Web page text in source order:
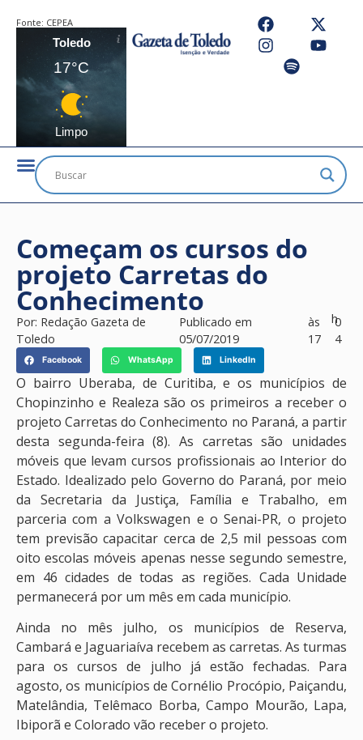
Fonte: CEPEA
Toledo
17°C
Limpo
Começam os cursos do
projeto Carretas do
Conhecimento
Por: Redação Gazeta de
Toledo
Publicado em
05/07/2019
às
17
h0
4
Facebook WhatsApp LinkedIn
O bairro Uberaba, de Curitiba, e os municípios de
Chopinzinho e Realeza são os primeiros a receber o
projeto Carretas do Conhecimento no Paraná, a partir
desta segunda-feira (8). As carretas são unidades
móveis que levam cursos profissionais ao Interior do
Estado. Idealizado pelo Governo do Paraná, por meio
da Secretaria da Justiça, Família e Trabalho, em
parceria com a Volkswagen e o Senai-PR, o projeto
tem previsão capacitar cerca de 2,5 mil pessoas com
oito escolas móveis apenas nesse segundo semestre,
em 46 cidades de todas as regiões. Cada Unidade
permanecerá por um mês em cada município.
Ainda no mês julho, os municípios de Reserva,
Cambará e Jaguariaíva recebem as carretas. As turmas
para os cursos de julho já estão fechadas. Para
agosto, os municípios de Cornélio Procópio, Paiçandu,
Matelândia, Telêmaco Borba, Campo Mourão, Lapa,
Ibiporã e Colorado vão receber o projeto.